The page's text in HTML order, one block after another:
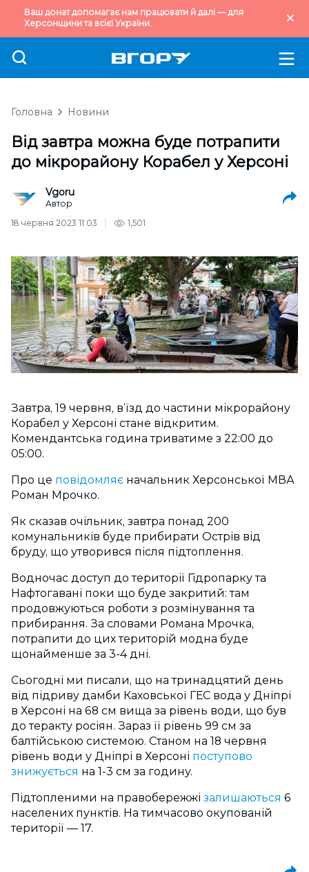
Ваш донат допомагає нам працювати й далі — для
Херсонщини та всієї України.
Головна Новини
Від завтра можна буде потрапити
до мікрорайону Корабел у Херсоні
Vgoru
Автор
18 червня 2023 11:03
1,501
Завтра, 19 червня, вʼїзд до частини мікрорайону
Корабел у Херсоні стане відкритим.
Комендантська година триватиме з 22:00 до
05:00.
Про це повідомляє начальник Херсонської МВА
Роман Мрочко.
Як сказав очільник, завтра понад 200
комунальників буде прибирати Острів від
бруду, що утворився після підтоплення.
Водночас доступ до території Гідропарку та
Нафтогавані поки що буде закритий: там
продовжуються роботи з розмінування та
прибирання. За словами Романа Мрочка,
потрапити до цих територій модна буде
щонайменше за 3-4 дні.
Сьогодні ми писали, що на тринадцятий день
від підриву дамби Каховської ГЕС вода у Дніпрі
в Херсоні на 68 см вища за рівень води, що був
до теракту росіян. Зараз її рівень 99 см за
балтійською системою. Станом на 18 червня
рівень води у Дніпрі в Херсоні поступово
знижується на 1-3 см за годину.
Підтопленими на правобережжі залишаються 6
населених пунктів. На тимчасово окупованій
території — 17.